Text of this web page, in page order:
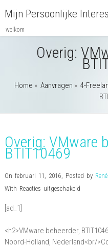
Mijn Persoonlijke
welkom
Overig:
Home » Aanvragen » 4-
Overig: VMware
BTIT10469
On februari 11, 2016, Posted by
With Reacties uitgeschakeldvoor
beheerder,
BTIT10469
[ad_1]
<h2>VMware beheerder,
Noord-Holland, Nederland<br/